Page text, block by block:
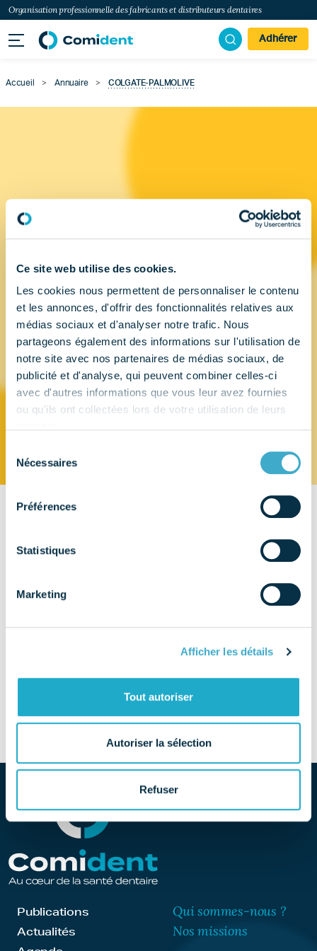
Ce site web utilise des cookies.
Les cookies nous permettent de personnaliser le contenu
et les annonces, d'offrir des fonctionnalités relatives aux
médias sociaux et d'analyser notre trafic. Nous
partageons également des informations sur l'utilisation de
notre site avec nos partenaires de médias sociaux, de
publicité et d'analyse, qui peuvent combiner celles-ci
avec d'autres informations que vous leur avez fournies
ou qu'ils ont collectées lors de votre utilisation de leurs
consentement
Nécessaires
Préférences
Statistiques
Marketing
Afficher les détails
Tout autoriser
Autoriser la sélection
Refuser
Organisation professionnelle des fabricants et distributeurs dentaires
Adhérer
Accueil > Annuaire > COLGATE-PALMOLIVE
COLGATE-
PALMOLIVE
9-11, rue du Débarcadère
92700 Colombes
EMAIL
SITE
Publications
Actualités
Qui sommes-nous ?
Nos missions